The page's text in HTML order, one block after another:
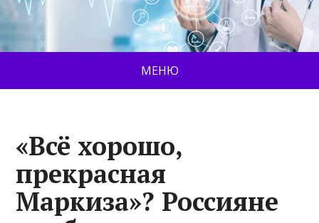
МЕНЮ
«Всё хорошо,
прекрасная
Маркиза»? Россияне